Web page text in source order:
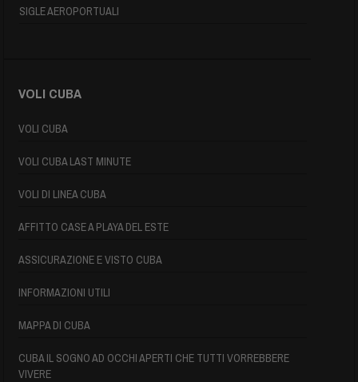
SIGLE AEROPORTUALI
VOLI CUBA
VOLI CUBA
VOLI CUBA LAST MINUTE
VOLI DI LINEA CUBA
AFFITTO CASE A PLAYA DEL ESTE
ASSICURAZIONE E VISTO CUBA
INFORMAZIONI UTILI
MAPPA DI CUBA
CUBA IL SOGNO AD OCCHI APERTI CHE TUTTI VORREBBERE
VIVERE